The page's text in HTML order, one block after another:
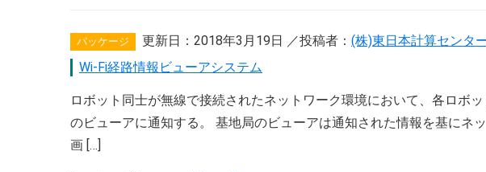
パッケージ 更新日： 2018年3月19日 ／投稿者： (株)東日本計算センタ
Wi-Fi経路情報ビューアシステム
ロボット同士が無線で接続されたネットワーク環境において、各ロボ
のビューアに通知する。 基地局のビューアは通知された情報を基にネ
画 […]